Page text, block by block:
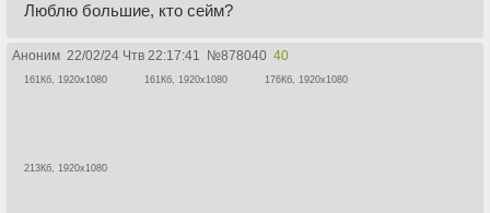
Люблю большие, кто сейм?
Аноним 22/02/24 Чтв 22:17:41 №878040 40
161Кб, 1920x1080 161Кб, 1920x1080 176Кб, 1920x1080
213Кб, 1920x1080